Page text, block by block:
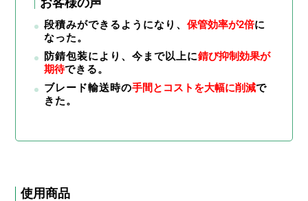
段積みができるようになり、保管効率が2倍に
なった。
防錆包装により、今まで以上に錆び抑制効果が
期待できる。
ブレード輸送時の手間とコストを大幅に削減で
きた。
使用商品